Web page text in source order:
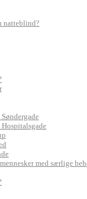
natteblind?
med særlige